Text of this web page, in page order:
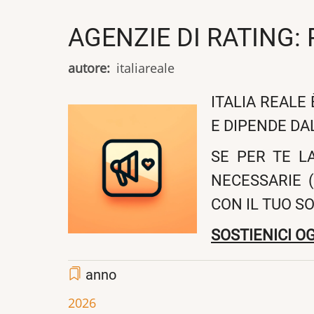
AGENZIE DI RATING:
autore italiareale
ITALIA REALE
E DIPENDE
SE PER TE
NECESSARIE
CON IL TUO
SOSTIENICI
anno
2026